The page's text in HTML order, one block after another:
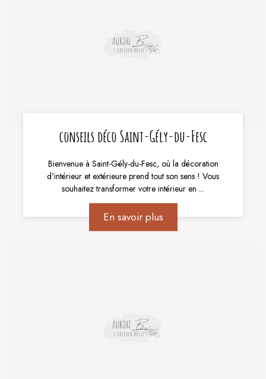
conseils déco Saint-Gély-du-Fesc
Bienvenue à Saint-Gély-du-Fesc, où la décoration
d'intérieur et extérieure prend tout son sens ! Vous
souhaitez transformer votre intérieur en ...
En savoir plus